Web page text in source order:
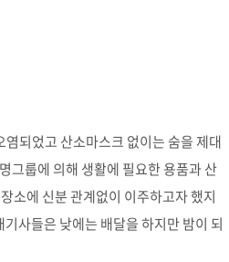
되었고 산소마스크 없이는 숨을 제대
그룹에 의해 생활에 필요한 용품과 산
소에 신분 관계없이 이주하고자 했지
사들은 낮에는 배달을 하지만 밤이 되